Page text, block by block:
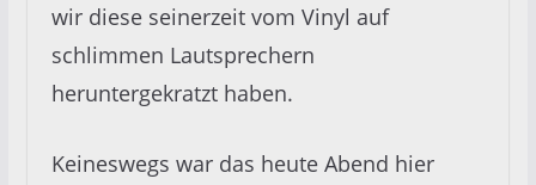
wir diese seinerzeit vom Vinyl auf
schlimmen Lautsprechern
heruntergekratzt haben.
Keineswegs war das heute Abend hier